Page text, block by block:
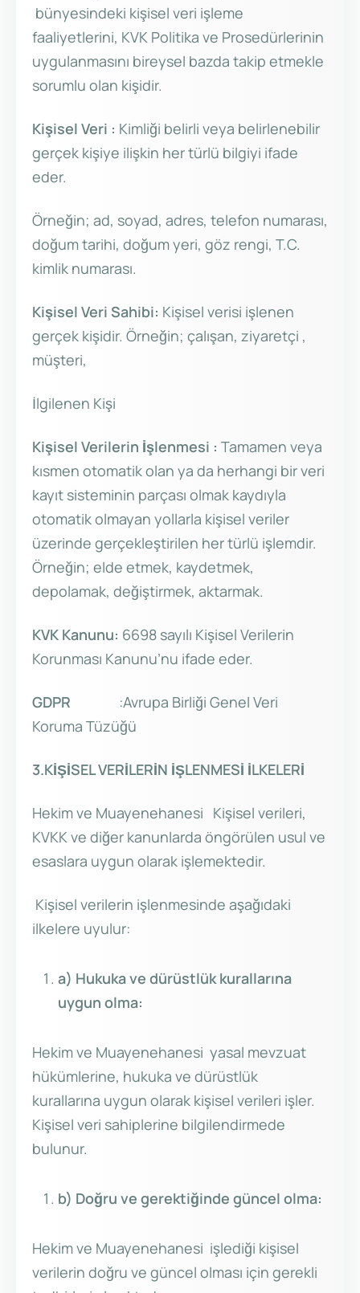
bünyesindeki kişisel veri işleme
faaliyetlerini, KVK Politika ve Prosedürlerinin
uygulanmasını bireysel bazda takip etmekle
sorumlu olan kişidir.
Kişisel Veri : Kimliği belirli veya belirlenebilir
gerçek kişiye ilişkin her türlü bilgiyi ifade
eder.
Örneğin; ad, soyad, adres, telefon numarası,
doğum tarihi, doğum yeri, göz rengi, T.C.
kimlik numarası.
Kişisel Veri Sahibi: Kişisel verisi işlenen
gerçek kişidir. Örneğin; çalışan, ziyaretçi ,
müşteri,
İlgilenen Kişi
Kişisel Verilerin İşlenmesi : Tamamen veya
kısmen otomatik olan ya da herhangi bir veri
kayıt sisteminin parçası olmak kaydıyla
otomatik olmayan yollarla kişisel veriler
üzerinde gerçekleştirilen her türlü işlemdir.
Örneğin; elde etmek, kaydetmek,
depolamak, değiştirmek, aktarmak.
KVK Kanunu: 6698 sayılı Kişisel Verilerin
Korunması Kanunu’nu ifade eder.
GDPR
:Avrupa Birliği Genel Veri
Koruma Tüzüğü
3.KİŞİSEL VERİLERİN İŞLENMESİ İLKELERİ
Hekim ve Muayenehanesi Kişisel verileri,
KVKK ve diğer kanunlarda öngörülen usul ve
esaslara uygun olarak işlemektedir.
Kişisel verilerin işlenmesinde aşağıdaki
ilkelere uyulur:
a) Hukuka ve dürüstlük kurallarına
uygun olma:
Hekim ve Muayenehanesi yasal mevzuat
hükümlerine, hukuka ve dürüstlük
kurallarına uygun olarak kişisel verileri işler.
Kişisel veri sahiplerine bilgilendirmede
bulunur.
b) Doğru ve gerektiğinde güncel olma:
Hekim ve Muayenehanesi işlediği kişisel
verilerin doğru ve güncel olması için gerekli